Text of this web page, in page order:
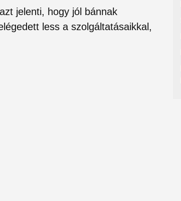
jelenti, hogy jól bánnak
less a szolgáltatásaikkal,